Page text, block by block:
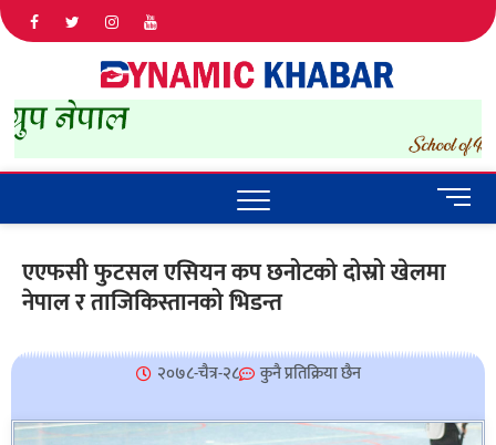
IN NEPAL
M
e
u
n
एएफसी फुटसल एसियन कप छनोटको दोस्रो खेलमा
नेपाल र ताजिकिस्तानको भिडन्त
२०७८-चैत्र-२८ कुनै प्रतिक्रिया छैन